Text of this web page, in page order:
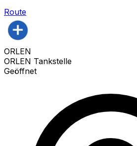
Route
ORLEN
ORLEN Tankstelle
Geöffnet